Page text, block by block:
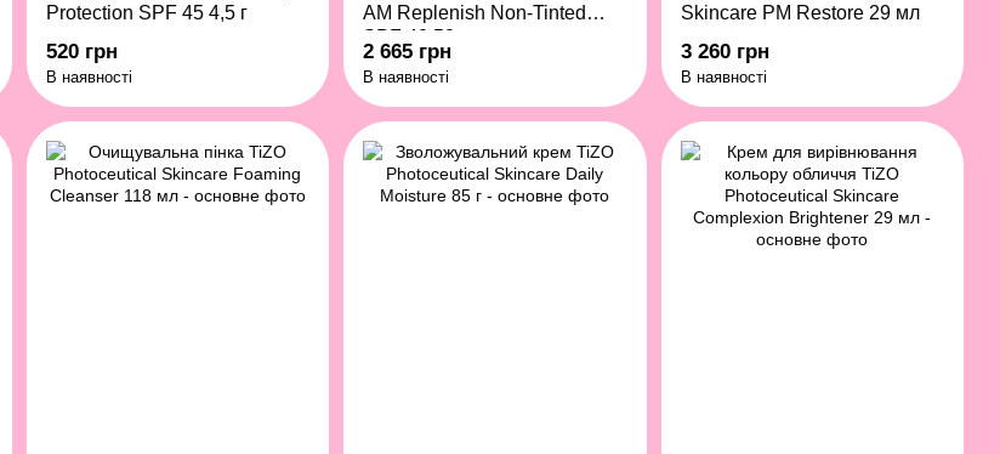
Protection SPF 45 4,5 г
520 грн
В наявності
AM Replenish Non-Tinted
SPF 40 50 г
2 665 грн
В наявності
Skincare PM Restore 29 мл
3 260 грн
В наявності